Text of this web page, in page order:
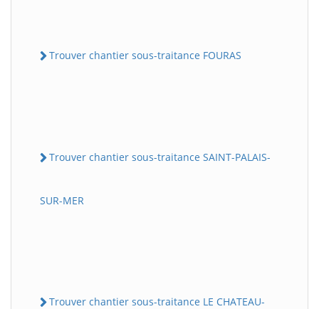
Trouver chantier sous-traitance FOURAS
Trouver chantier sous-traitance SAINT-PALAIS-
SUR-MER
Trouver chantier sous-traitance LE CHATEAU-